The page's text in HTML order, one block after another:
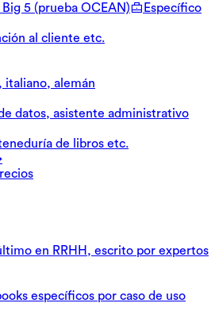
5 (prueba OCEAN)
Específico
al cliente etc.
italiano, alemán
datos, asistente administrativo
de libros etc.
en RRHH, escrito por expertos
específicos por caso de uso